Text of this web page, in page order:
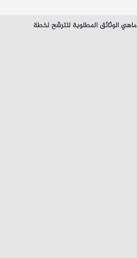
ماهي الوثائق المطلوبة للترشح لخطة